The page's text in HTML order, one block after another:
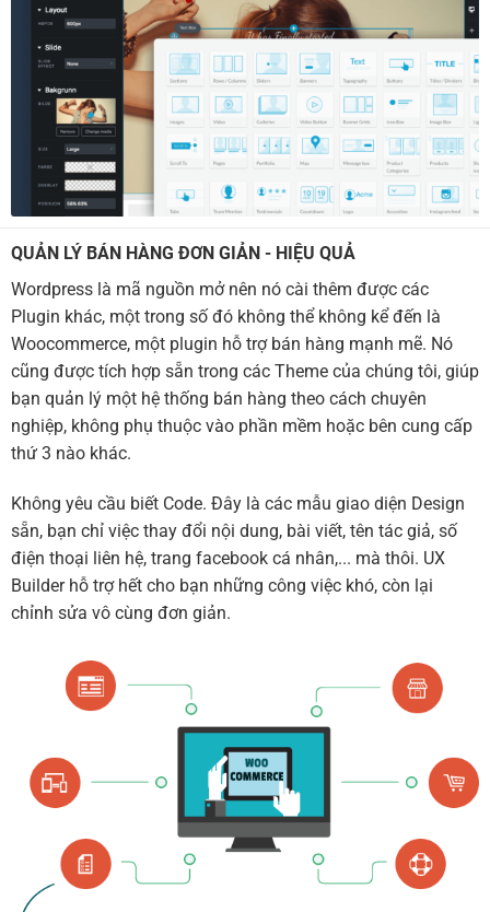
QUẢN LÝ BÁN HÀNG ĐƠN GIẢN - HIỆU QUẢ
Wordpress là mã nguồn mở nên nó cài thêm được các
Plugin khác, một trong số đó không thể không kể đến là
Woocommerce, một plugin hỗ trợ bán hàng mạnh mẽ. Nó
cũng được tích hợp sẵn trong các Theme của chúng tôi, giúp
bạn quản lý một hệ thống bán hàng theo cách chuyên
nghiệp, không phụ thuộc vào phần mềm hoặc bên cung cấp
thứ 3 nào khác.
Không yêu cầu biết Code. Đây là các mẫu giao diện Design
sẵn, bạn chỉ việc thay đổi nội dung, bài viết, tên tác giả, số
điện thoại liên hệ, trang facebook cá nhân,... mà thôi. UX
Builder hỗ trợ hết cho bạn những công việc khó, còn lại
chỉnh sửa vô cùng đơn giản.